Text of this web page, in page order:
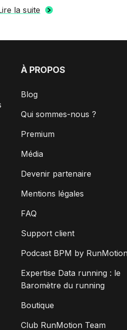
la suite
À PROPOS
Blog
Qui sommes-nous ?
Premium
Média
Devenir partenaire
Mentions légales
FAQ
Support client
Podcast BPM by RunMotion
Expertise Data running : le
Baromètre du running
Boutique
Club RunMotion Team